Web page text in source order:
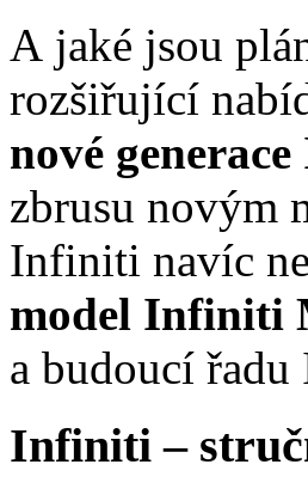
A jaké jsou
rozšiřující
nové
zbrusu novým
Infiniti navíc
model Infiniti
a budoucí
Infiniti –